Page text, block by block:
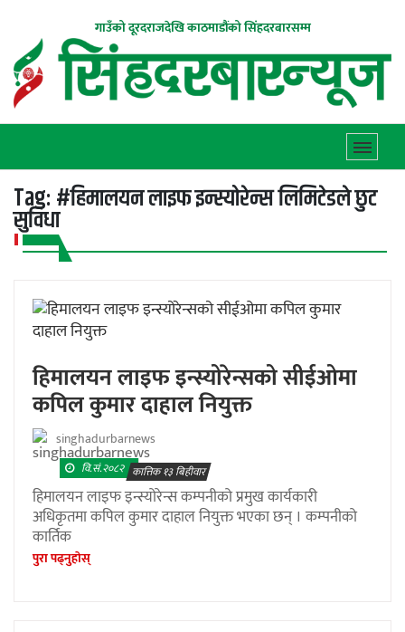
गाउँको दूरदराजदेखि काठमाडौंको सिंहदरबारसम्म
Tag: #हिमालयन लाइफ इन्स्योरेन्स लिमिटेडले छुट
सुविधा
हिमालयन लाइफ इन्स्योरेन्सको सीईओमा
कपिल कुमार दाहाल नियुक्त
singhadurbarnews
वि.सं.२०८२ कात्तिक १३ बिहीवार
हिमालयन लाइफ इन्स्योरेन्स कम्पनीको प्रमुख कार्यकारी
अधिकृतमा कपिल कुमार दाहाल नियुक्त भएका छन् । कम्पनीको
कार्तिक
पुरा पढ्नुहाेस्